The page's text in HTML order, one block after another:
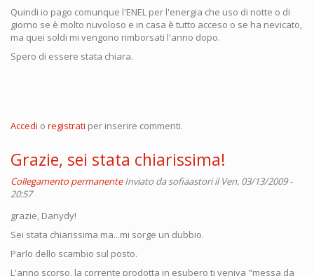
Quindi io pago comunque l'ENEL per l'energia che uso di notte o di
giorno se è molto nuvoloso e in casa è tutto acceso o se ha nevicato,
ma quei soldi mi vengono rimborsati l'anno dopo.
Spero di essere stata chiara.
Accedi o registrati per inserire commenti.
Grazie, sei stata chiarissima!
Collegamento permanente Inviato da sofiaastoriil Ven, 03/13/2009 -
20:57
grazie, Danydy!
Sei stata chiarissima ma...mi sorge un dubbio.
Parlo dello scambio sul posto.
L'anno scorso, la corrente prodotta in esubero ti veniva "messa da